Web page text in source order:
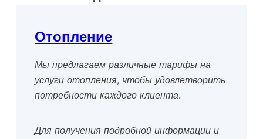
Отопление
Мы предлагаем различные тарифы на
услуги отопления, чтобы удовлетворить
потребности каждого клиента.
Для получения подробной информации и